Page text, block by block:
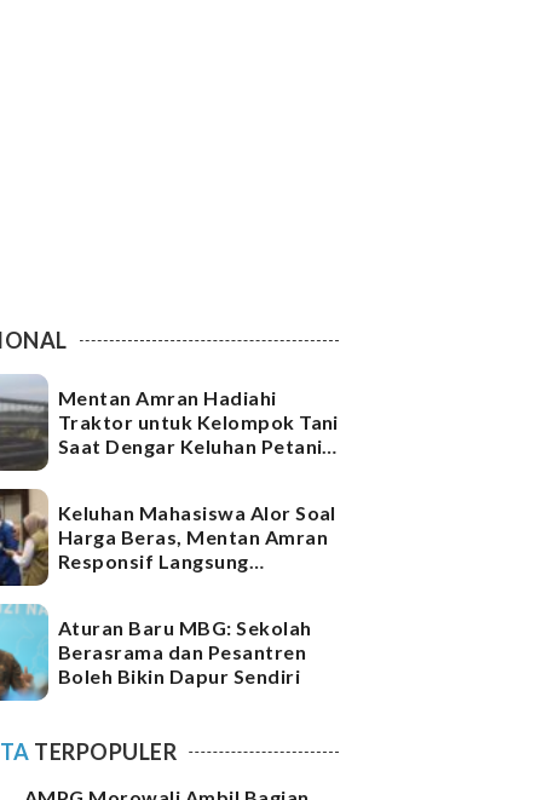
Mentan Amran Hadiahi
Traktor untuk Kelompok Tani
Saat Dengar Keluhan Petani
Keluhan Mahasiswa Alor Soal
Harga Beras, Mentan Amran
Responsif Langsung
Aturan Baru MBG: Sekolah
Berasrama dan Pesantren
Boleh Bikin Dapur Sendiri
TERPOPULER